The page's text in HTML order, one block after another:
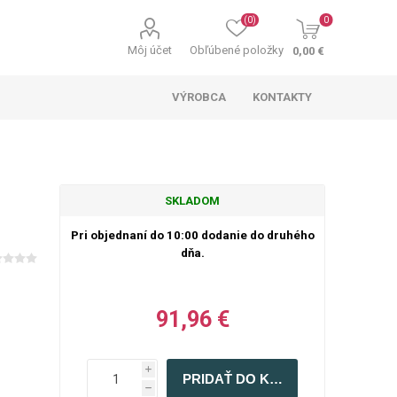
Môj účet Obľúbené položky
(0) 0
0,00 €
VÝROBCA KONTAKTY
SKLADOM
Pri objednaní do 10:00 dodanie do druhého
dňa.
91,96 €
i
h